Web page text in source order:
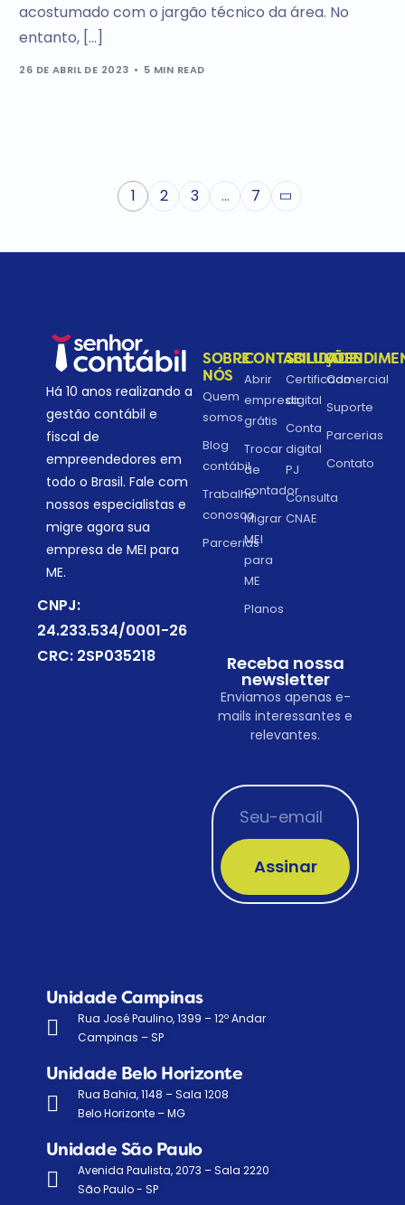
acostumado com o jargão técnico da área. No
entanto, […]
26 DE ABRIL DE 2023 5 MIN READ
1 2 3 … 7
Há 10 anos realizando a
gestão contábil e
fiscal de
empreendedores em
todo o Brasil. Fale com
nossos especialistas e
migre agora sua
empresa de MEI para
ME.
CNPJ:
24.233.534/0001-26
CRC: 2SP035218
SOBRE
NÓS
Quem
somos
Blog
contábil
Trabalhe
conosco
Parcerias
CONTABILIDADE
Abrir
empresa
grátis
Trocar
de
contador
Migrar
MEI
para
ME
Planos
SOLUÇÕES
Certificado
digital
Conta
digital
PJ
Consulta
CNAE
Comercial
Suporte
Parcerias
Contato
Receba nossa
newsletter
Enviamos apenas e-
mails interessantes e
relevantes.
Assinar
Unidade Campinas
Rua José Paulino, 1399 – 12º Andar
Campinas – SP
Unidade Belo Horizonte
Rua Bahia, 1148 – Sala 1208
Belo Horizonte – MG
Unidade São Paulo
Avenida Paulista, 2073 – Sala 2220
São Paulo - SP